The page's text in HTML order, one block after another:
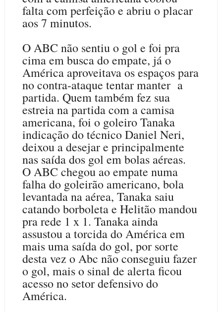
falta com perfeição e abriu o placar
aos 7 minutos.
O ABC não sentiu o gol e foi pra
cima em busca do empate, já o
América aproveitava os espaços para
no contra-ataque tentar manter a
partida. Quem também fez sua
estreia na partida com a camisa
americana, foi o goleiro Tanaka
indicação do técnico Daniel Neri,
deixou a desejar e principalmente
nas saída dos gol em bolas aéreas.
O ABC chegou ao empate numa
falha do goleirão americano, bola
levantada na aérea, Tanaka saiu
catando borboleta e Helitão mandou
pra rede 1 x 1. Tanaka ainda
assustou a torcida do América em
mais uma saída do gol, por sorte
desta vez o Abc não conseguiu fazer
o gol, mais o sinal de alerta ficou
acesso no setor defensivo do
América.